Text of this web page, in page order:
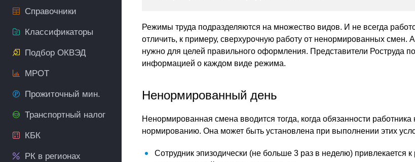
Справочники
Классификаторы
Подбор ОКВЭД
МРОТ
Прожиточный мин.
Транспортный налог
КБК
РК в регионах
Режимы труда подразделяются на множество видов. И не всегда
отличить, к примеру, сверхурочную работу от ненормированных смен. А
нужно для целей правильного оформления. Представители Роструда
информацией о каждом виде режима.
Ненормированный день
Ненормированная смена вводится тогда, когда обязанности
нормированию. Она может быть установлена при выполнении этих
Сотрудник эпизодически (не больше 3 раз в неделю) привлекается